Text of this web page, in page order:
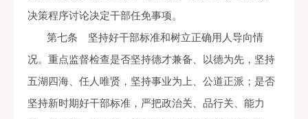
决策程序讨论决定干部任免事项。
第七条 坚持好干部标准和树立正确用人导向情
况。重点监督检查是否坚持德才兼备、以德为先，坚持
五湖四海、任人唯贤，坚持事业为上、公道正派；是否
坚持新时期好干部标准，严把政治关、品行关、能力